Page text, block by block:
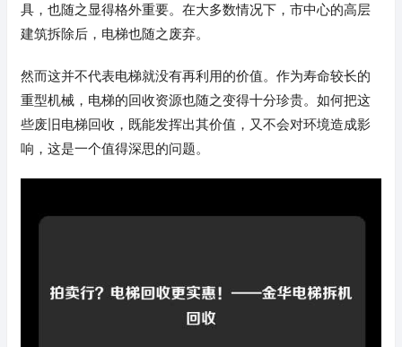
具，也随之显得格外重要。在大多数情况下，市中心的高层
建筑拆除后，电梯也随之废弃。
然而这并不代表电梯就没有再利用的价值。作为寿命较长的
重型机械，电梯的回收资源也随之变得十分珍贵。如何把这
些废旧电梯回收，既能发挥出其价值，又不会对环境造成影
响，这是一个值得深思的问题。